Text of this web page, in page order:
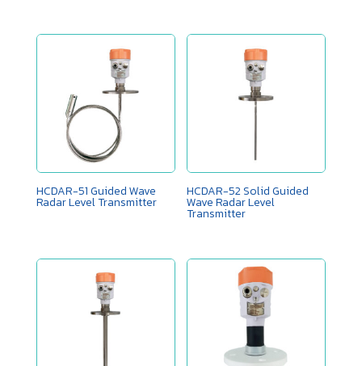
HCDAR-51 Guided Wave
Radar Level Transmitter
HCDAR-52 Solid Guided
Wave Radar Level
Transmitter